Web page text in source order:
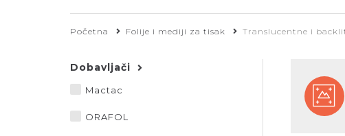
Početna Folije i mediji za tisak Translucentne i
Dobavljači
Mactac
ORAFOL